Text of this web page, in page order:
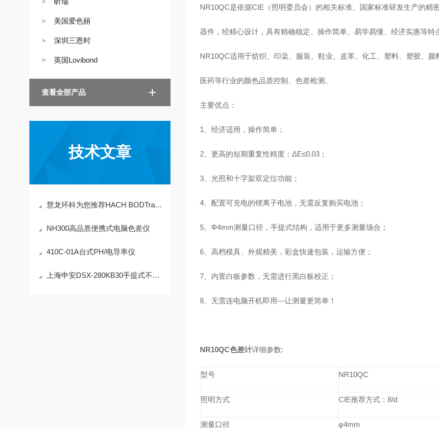
美国爱色丽
深圳三恩时
英国Lovibond
查看全部产品
技术文章
慧龙环科为您推荐HACH BODTrak ii生化需氧量分析仪
NH300高品质便携式电脑色差仪
410C-01A台式PH/电导率仪
上海申安DSX-280KB30手提式不锈钢电热蒸汽灭菌器
NR10QC是依据CIE（照明委员会）的相关标准、国家标准研发生产的精
器件，经精心设计，具有精确稳定、操作简单、易学易懂、经济实惠等特
NR10QC适用于纺织、印染、服装、鞋业、皮革、化工、塑料、塑胶、
医药等行业的颜色品质控制、色差检测。
主要优点：
1、经济适用，操作简单；
2、更高的短期重复性精度：ΔE≤0.03；
3、光照和十字架双定位功能；
4、配置可充电的锂离子电池，无需反复购买电池；
5、Φ4mm测量口径，手提式结构，适用于更多测量场合；
6、高档模具、外观精美，彩盒快速包装，运输方便；
7、内置白板参数，无需进行黑白板校正；
8、无需连电脑开机即用—让测量更简单！
NR10QC色差计详细参数:
型号 NR10QC
照明方式 CIE推荐方式：8/d
测量口径 φ4mm